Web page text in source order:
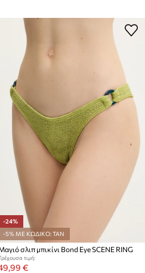
-24%
-5% ΜΕ ΚΩΔΙΚΟ: TAN
σλιπ μπικίνι Bond Eye SCENE RING
τιμή:
€